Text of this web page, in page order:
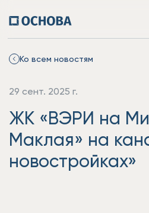
Ко всем новостям
29 сент. 2025 г.
ЖК «ВЭРИ на
Маклая» на
новостройках»